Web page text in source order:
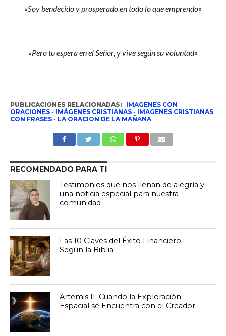
«Soy bendecido y prosperado en todo lo que emprendo»
«Pero tu espera en el Señor, y vive según su voluntad»
PUBLICACIONES RELACIONADAS: IMAGENES CON
ORACIONES- IMÁGENES CRISTIANAS- IMAGENES CRISTIANAS
CON FRASES- LA ORACION DE LA MAÑANA
RECOMENDADO PARA TI
Testimonios que nos llenan de alegría y
una noticia especial para nuestra
comunidad
Las 10 Claves del Éxito Financiero
Según la Biblia
Artemis II: Cuando la Exploración
Espacial se Encuentra con el Creador